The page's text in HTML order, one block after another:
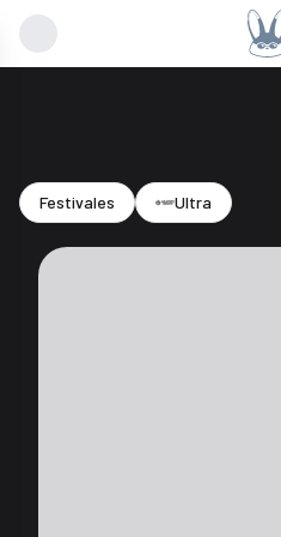
Festivales Ultra